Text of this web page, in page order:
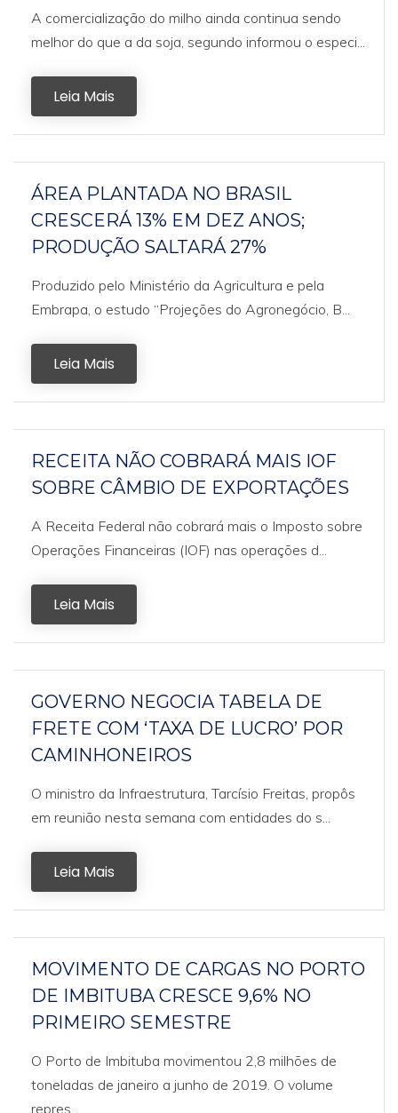
A comercialização do milho ainda continua sendo
melhor do que a da soja, segundo informou o especi...
Leia Mais
ÁREA PLANTADA NO BRASIL
CRESCERÁ 13% EM DEZ ANOS;
PRODUÇÃO SALTARÁ 27%
Produzido pelo Ministério da Agricultura e pela
Embrapa, o estudo “Projeções do Agronegócio, B...
Leia Mais
RECEITA NÃO COBRARÁ MAIS IOF
SOBRE CÂMBIO DE EXPORTAÇÕES
A Receita Federal não cobrará mais o Imposto sobre
Operações Financeiras (IOF) nas operações d...
Leia Mais
GOVERNO NEGOCIA TABELA DE
FRETE COM ‘TAXA DE LUCRO’ POR
CAMINHONEIROS
O ministro da Infraestrutura, Tarcísio Freitas, propôs
em reunião nesta semana com entidades do s...
Leia Mais
MOVIMENTO DE CARGAS NO PORTO
DE IMBITUBA CRESCE 9,6% NO
PRIMEIRO SEMESTRE
O Porto de Imbituba movimentou 2,8 milhões de
toneladas de janeiro a junho de 2019. O volume
repres...